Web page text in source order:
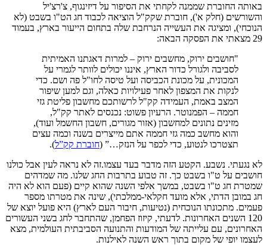
באותה החוברת שממנה לקחתי את הסיפור על דיזינגוף, צ'רצ'יל
והשורשים (חלק א'), חוברת שקק"ל הוציאה לכבוד חג הט"ו בשבט (לא
הנוכחי), ומציגה את העשייה הנרחבת שלה בתחום הייעור בארץ, בעמוד
29 מצאתי את הפסקה הבאה:
"חושבים ירוק, מחשבים ירוק – למרות דאגתנו האמיתית
לסביבה ולגורל כדור הארץ, איננו יכולים לוותר לגמרי על
המכונית, על מכונת הכביסה ועל טיסה לחו"ל פה ושם. כדי
לנקות את המצפון לאחר פעילויות כאלה, וגם למען שיפור
המצב באמת, העמידה קק"ל לרשותכם מחשבון פליטת גזי
חממה – הפמנוטר. הרעיון פשוט: נכנסים לאתר קק"ל,
מזינים נתונים למחשבון (אזור מגורים, חשבון החשמל ועוד),
והוא מחשב כמה גזי חממה אתם מייצרים בשנה וכמה עצים
תצטרכו לנטוע, כדי לכפר על הנזק…” (חוברת קק”ל).
לא נגעתי. נשבע. הקטע הזה מדבר בעד עצמו.זה לא נראה לעין אבל כולנו
חושבים על ט"ו בשבט כך. זה טבוע בתרבות החג שלנו. מה שמדהים
שמטרת חג ט"ו בשבט, במשך אלפי השנה שהוא קיים (פעם הוא לא היה
חג במובן הדתי, אלא מועד חקלאי-ממלכתי), שינה את מטרתו מספר
פעמים. מתכונתו הנוכחית (נטיעות, חיבור העם לארץ) היא פועל יוצא של
120 השנים האחרונות. לדעתי, קיזוז הפחמן, שהתחבר לחג בשני העשורים
האחרונים, עם עלייתה של המודעות והתנועה הסביבתית העולמית, מצא
לעצמו יופי של מקום בתוך ראש השנה לאילנות.